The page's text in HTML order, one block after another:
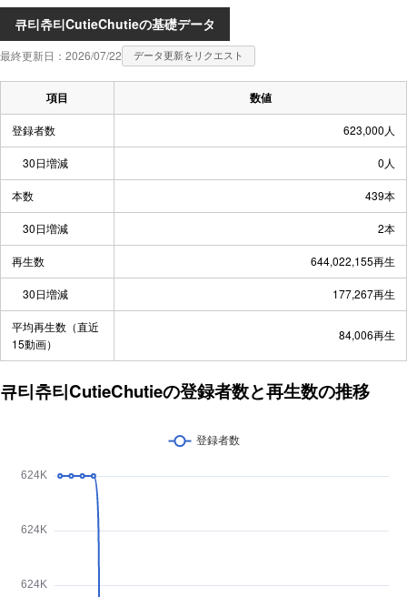
큐티츄티CutieChutieの基礎データ
最終更新日：2026/07/22 データ更新をリクエスト
項目 数値
登録者数 623,000人
30日増減 0人
本数 439本
30日増減 2本
再生数 644,022,155再生
30日増減 177,267再生
平均再生数（直近
15動画）
84,006再生
큐티츄티CutieChutieの登録者数と再生数の推移